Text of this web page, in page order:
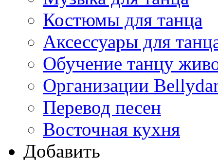
Костюмы для танца
Аксессуары для
Обучение танцу
Организации
Перевод песен
Восточная кухня
Добавить